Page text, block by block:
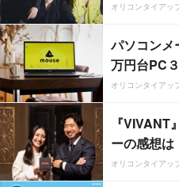
オリコンタイアッ
パソコンメ
万円台PC３
オリコンタイアッ
『
ーの感想は
オリコンタイアッ